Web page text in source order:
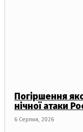
Погіршення
нічної атаки
6 Серпня, 2026